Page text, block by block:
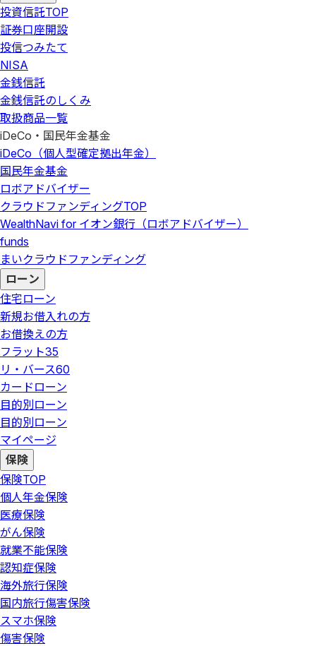
投資信託TOP
証券口座開設
投信つみたて
NISA
金銭信託
金銭信託のしくみ
取扱商品一覧
iDeCo・国民年金基金
iDeCo（個人型確定拠出年金）
国民年金基金
ロボアドバイザー
クラウドファンディングTOP
WealthNavi for イオン銀行（ロボアドバイザー）
funds
まいクラウドファンディング
ローン
住宅ローン
新規お借入れの方
お借換えの方
フラット35
リ・バース60
カードローン
目的別ローン
目的別ローン
マイページ
保険
保険TOP
個人年金保険
医療保険
がん保険
就業不能保険
認知症保険
海外旅行保険
国内旅行傷害保険
スマホ保険
傷害保険